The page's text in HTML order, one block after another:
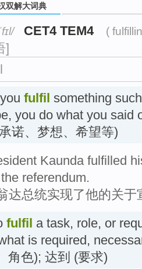
双解大词典
CET4 TEM4 (
]
fulfil something
you do what you said
诺、梦想、希望等)
Kaunda fulfilled
referendum.
达总统实现了他的关
fulfil a task, role, or
is required,
角色); 达到 (要求)